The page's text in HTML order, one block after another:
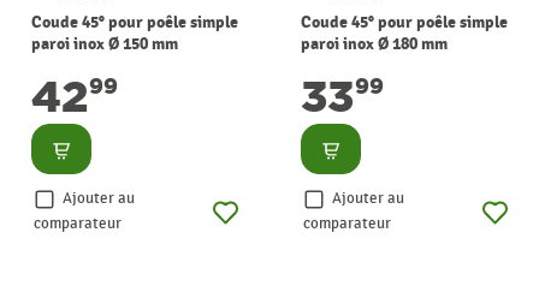
Coude 45° pour poêle simple
paroi inox Ø 150 mm
4299
Consulter
Ajouter au
comparateur
Coude 45° pour poêle simple
paroi inox Ø 180 mm
3399
Consulter
Ajouter au
comparateur